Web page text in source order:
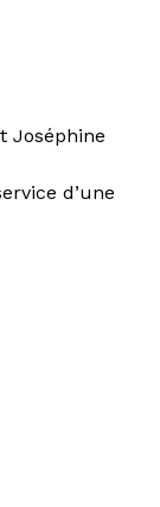
Joséphine
d’une